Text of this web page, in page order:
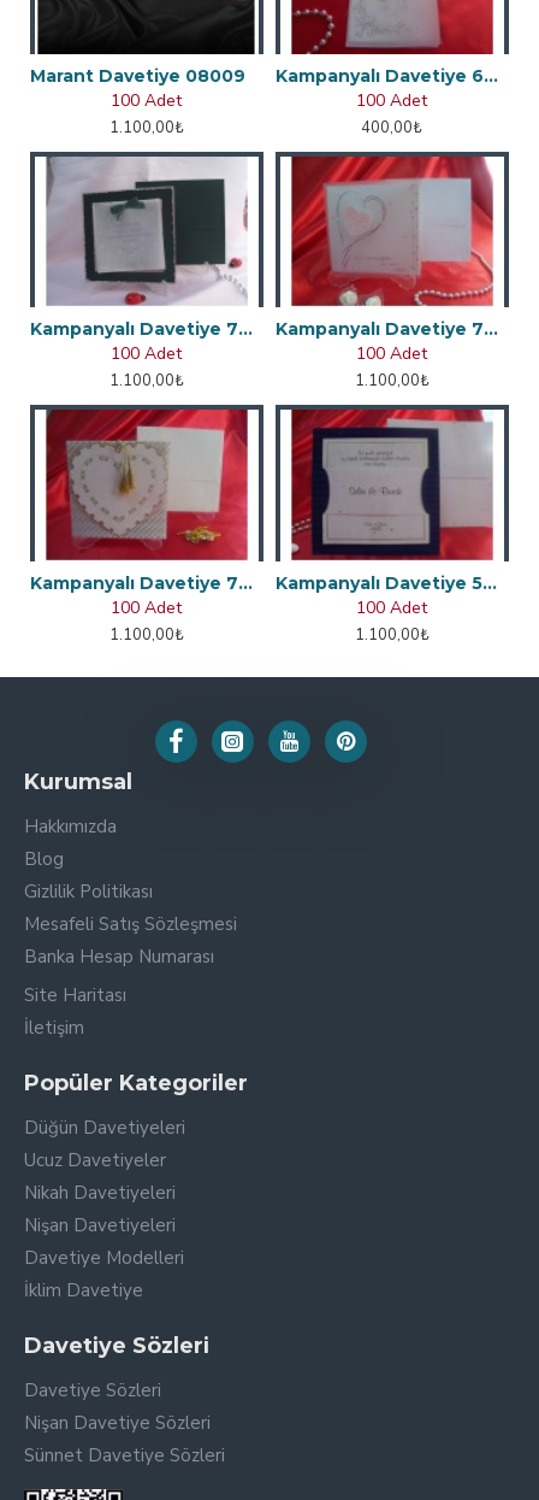
Marant Davetiye 08009
100 Adet
1.100,00₺
Kampanyalı Davetiye 60312
100 Adet
400,00₺
Kampanyalı Davetiye 70747
100 Adet
1.100,00₺
Kampanyalı Davetiye 70714
100 Adet
1.100,00₺
Kampanyalı Davetiye 70715
100 Adet
1.100,00₺
Kampanyalı Davetiye 50417
100 Adet
1.100,00₺
Kurumsal
Hakkımızda
Blog
Gizlilik Politikası
Mesafeli Satış Sözleşmesi
Banka Hesap Numarası
Site Haritası
İletişim
Popüler Kategoriler
Düğün Davetiyeleri
Ucuz Davetiyeler
Nikah Davetiyeleri
Nişan Davetiyeleri
Davetiye Modelleri
İklim Davetiye
Davetiye Sözleri
Davetiye Sözleri
Nişan Davetiye Sözleri
Sünnet Davetiye Sözleri